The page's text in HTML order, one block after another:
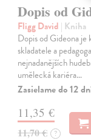
Dopis od
Fligg David | Kniha
Dopis od Gideona je
skladatele a
nejnadanějších
umělecká kariéra…
Zasielame do 12
11,35 €
11,70 € ?